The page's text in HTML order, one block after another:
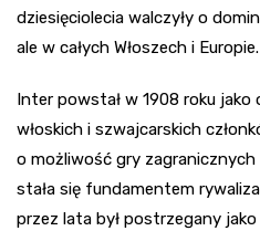
dziesięciolecia walczyły o
ale w całych Włoszech i Europie.
Inter powstał w 1908 roku jako
włoskich i szwajcarskich
o możliwość gry
stała się fundamentem
przez lata był postrzegany jako